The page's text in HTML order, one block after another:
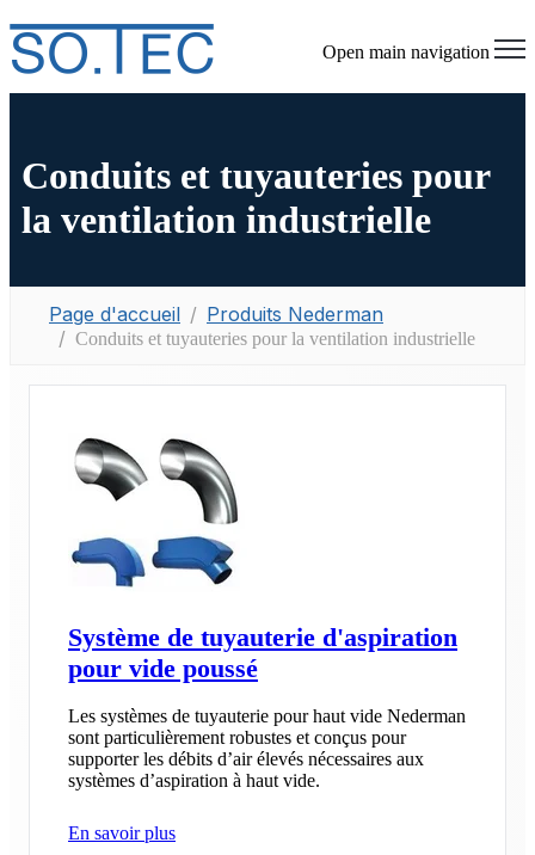
Open main navigation
Conduits et tuyauteries pour
la ventilation industrielle
Page d'accueil Produits Nederman
Conduits et tuyauteries pour la ventilation industrielle
Système de tuyauterie d'aspiration
pour vide poussé
Les systèmes de tuyauterie pour haut vide Nederman
sont particulièrement robustes et conçus pour
supporter les débits d’air élevés nécessaires aux
systèmes d’aspiration à haut vide.
En savoir plus